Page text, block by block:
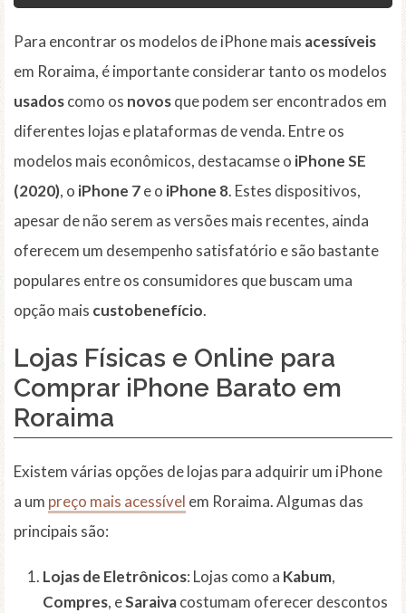
Para encontrar os modelos de iPhone mais acessíveis
em Roraima, é importante considerar tanto os modelos
usadoscomo os novosque podem ser encontrados em
diferentes lojas e plataformas de venda. Entre os
modelos mais econômicos, destacamse o iPhone SE
(2020), o iPhone 7e o iPhone 8. Estes dispositivos,
apesar de não serem as versões mais recentes, ainda
oferecem um desempenho satisfatório e são bastante
populares entre os consumidores que buscam uma
opção mais custobenefício.
Lojas Físicas e Online para
Comprar iPhone Barato em
Roraima
Existem várias opções de lojas para adquirir um iPhone
a um preço mais acessível em Roraima. Algumas das
principais são:
Lojas de Eletrônicos: Lojas como a Kabum,
Compres, eSaraivacostumam oferecer descontos